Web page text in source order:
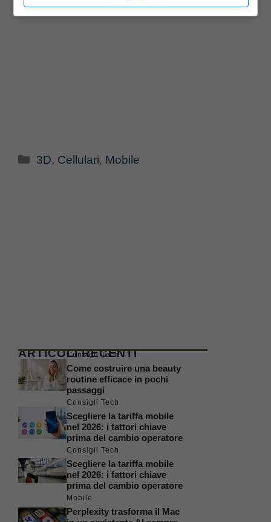
Categorie
3D, Cellulari, Mobile
ARTICOLI RECENTI
Consigli Tech
Come costruire una beauty
routine efficace in pochi
passaggi
Consigli Tech
Scegliere la tariffa mobile
nel 2026: i fattori chiave
prima del cambio operatore
Consigli Tech
Scegliere la tariffa mobile
nel 2026: i fattori chiave
prima del cambio operatore
Mobile
Perplexity trasforma il Mac